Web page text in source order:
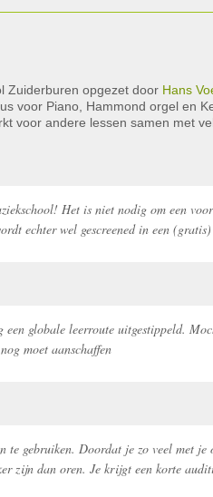
Zuiderburen opgezet door Hans
voor Piano, Hammond orgel en
voor andere lessen samen met
Het is niet nodig om een
echter wel gescreened in een
een globale leerroute uitgestippeld.
moet aanschaffen
te gebruiken. Doordat je zo veel met je
zijn dan oren. Je krijgt een korte